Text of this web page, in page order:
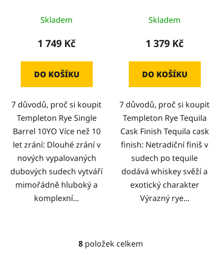
Skladem
1 749 Kč
DO KOŠÍKU
7 důvodů, proč si koupit
Templeton Rye Single
Barrel 10YO Více než 10
let zrání: Dlouhé zrání v
nových vypalovaných
dubových sudech vytváří
mimořádně hluboký a
komplexní...
Skladem
1 379 Kč
DO KOŠÍKU
7 důvodů, proč si koupit
Templeton Rye Tequila
Cask Finish Tequila cask
finish: Netradiční finiš v
sudech po tequile
dodává whiskey svěží a
exotický charakter
Výrazný rye...
O
8položek celkem